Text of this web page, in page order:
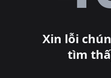
Xin lỗi
tìm